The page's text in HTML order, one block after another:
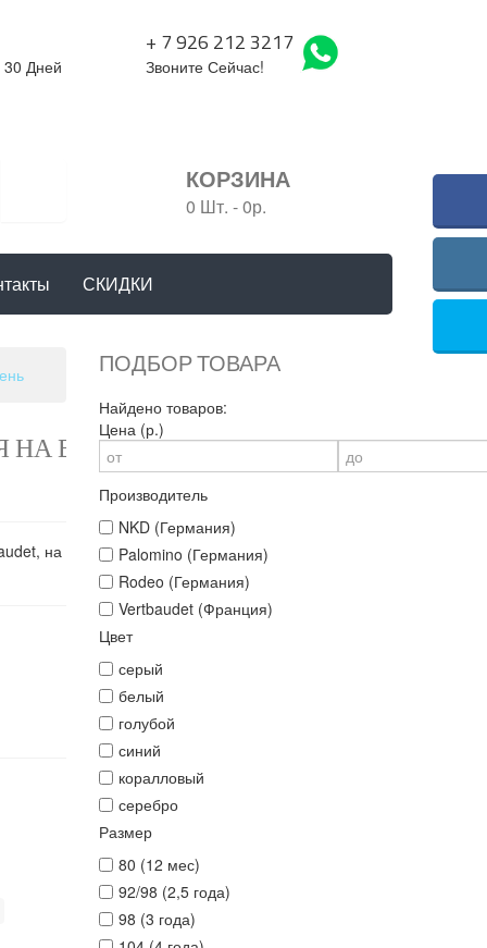
30 Дней
+ 7 926 212 3217
Звоните Сейчас!
КОРЗИНА
0 Шт. -0р.
СКИДКИ
НА ВЕСНУ/ОСЕНЬ
на
ПОДБОР ТОВАРА
Найдено товаров:
Цена (р.)
Производитель
NKD (Германия)
Palomino (Германия)
Rodeo (Германия)
Vertbaudet (Франция)
Цвет
серый
белый
голубой
синий
коралловый
серебро
Размер
80 (12 мес)
92/98 (2,5 года)
98 (3 года)